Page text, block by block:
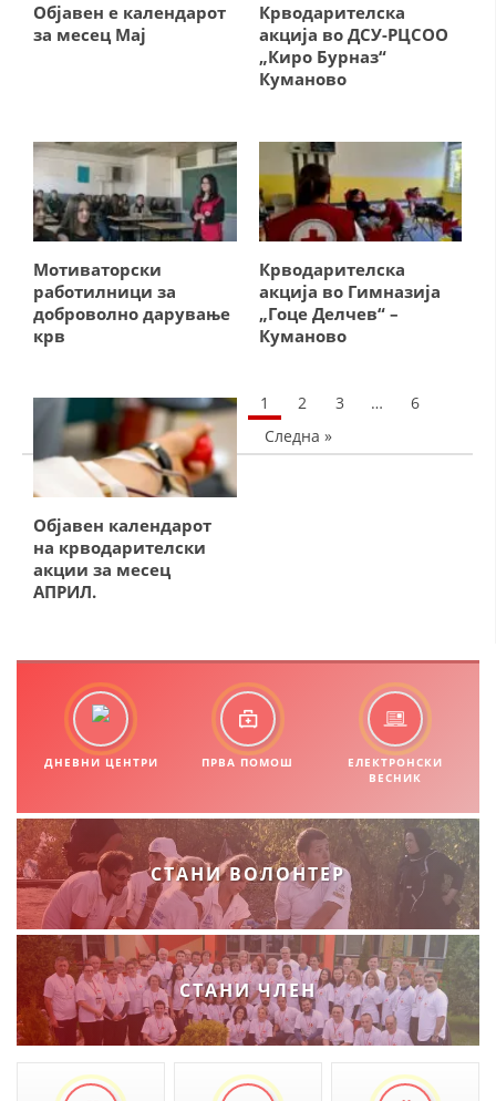
ЗНАЧЕЊЕ НА СЛУЖБАТА ЗА БАРАЊЕ
ФОРМУЛАРИ ЗА БАРАЊА
ПРВА ПОМОШ
КРВОДАРИТЕЛСТВО
УСЛУГИ
ДЕЈСТВУВАЊЕ
БРОШУРИ
ПОСТЕРИ
ПРЕЗЕНТАЦИИ
Објавен е календарот
за месец Мај
Крводарителска
акција во ДСУ-РЦСОО
„Киро Бурназ“
Куманово
Мотиваторски
работилници за
доброволно дарување
крв
Крводарителска
акција во Гимназија
„Гоце Делчев“ –
Куманово
Објавен календарот
на крводарителски
акции за месец
АПРИЛ.
1 2 3 …
6
Следна »
ДНЕВНИ ЦЕНТРИ ПРВА ПОМОШ
ЕЛЕКТРОНСКИ
ВЕСНИК
СТАНИ ВОЛОНТЕР
СТАНИ ЧЛЕН